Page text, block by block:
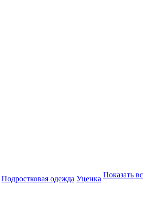
Подростковая одежда Уценка Показать